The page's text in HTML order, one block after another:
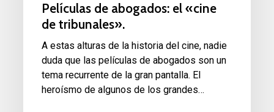
Películas de abogados: el «cine
de tribunales».
A estas alturas de la historia del cine, nadie
duda que las películas de abogados son un
tema recurrente de la gran pantalla. El
heroísmo de algunos de los grandes…